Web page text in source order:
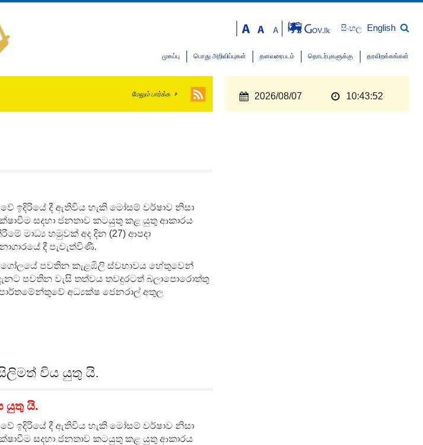
සිංහල English
முகப்பு பொது அறிவிப்புகள் தளவரைபடம் தொடர்புகளுக்கு தரவிறக்கங்கள்
மேலும் பார்க்க 2026/08/07 10:43:53
ඉදිරියේ දී ඇතිවිය හැකි මෝසම් වර්ෂාව නිසා
සදහා ජනතාව කටයුතු කළ යුතු ආකාරය
මාධ්‍ය හමුවක් අද දින (27) ආපදා
දී පැවැත්විණී.
පවතින කැළඹිලි ස්වභාවය හේතුවෙන්
පවතින වැසි තත්වය තවදුරටත් බලාපොරොත්තු
අධ්‍යක්ෂ ජෙනරාල් අතුල
විය යුතු යි.
යුතු යි.
ඉදිරියේ දී ඇතිවිය හැකි මෝසම් වර්ෂාව නිසා
සදහා ජනතාව කටයුතු කළ යුතු ආකාරය